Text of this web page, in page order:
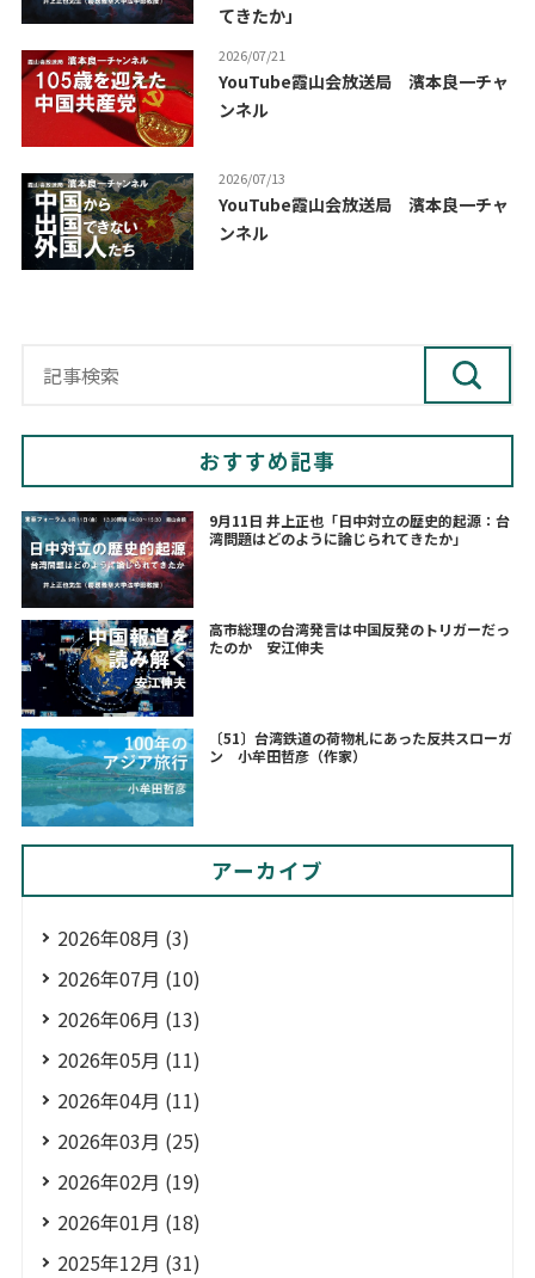
てきたか」
2026/07/21
YouTube霞山会放送局 濱本良一チャ
ンネル
2026/07/13
YouTube霞山会放送局 濱本良一チャ
ンネル
おすすめ記事
9月11日 井上正也「日中対立の歴史的起源：台
湾問題はどのように論じられてきたか」
高市総理の台湾発言は中国反発のトリガーだっ
たのか 安江伸夫
〔51〕台湾鉄道の荷物札にあった反共スローガ
ン 小牟田哲彦（作家）
アーカイブ
2026年08月 (3)
2026年07月 (10)
2026年06月 (13)
2026年05月 (11)
2026年04月 (11)
2026年03月 (25)
2026年02月 (19)
2026年01月 (18)
2025年12月 (31)